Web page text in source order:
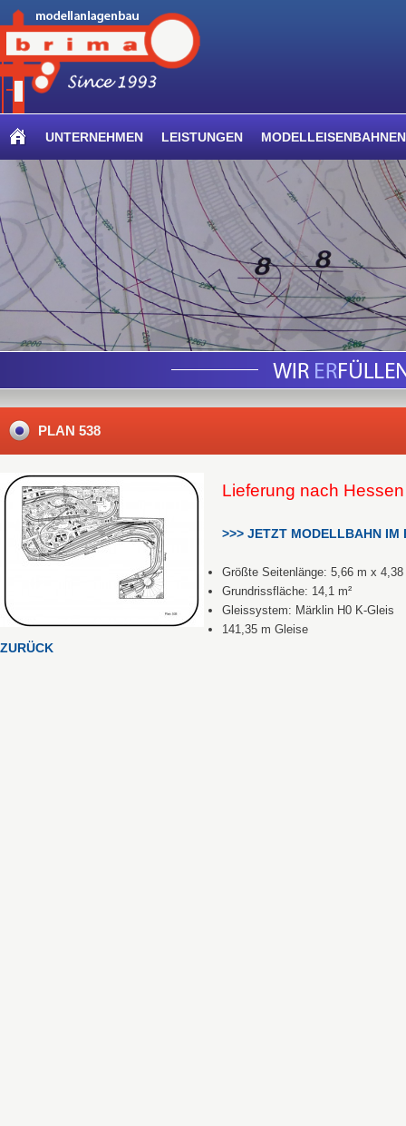
UNTERNEHMEN LEISTUNGEN MODELLEISENBAHNEN
PLAN 538
Lieferung nach
>>> JETZT MODELLBAHN IM
Größte Seitenlänge: 5,66 m x 4,38
Grundrissfläche: 14,1 m²
Gleissystem: Märklin H0 K-Gleis
141,35 m Gleise
ZURÜCK